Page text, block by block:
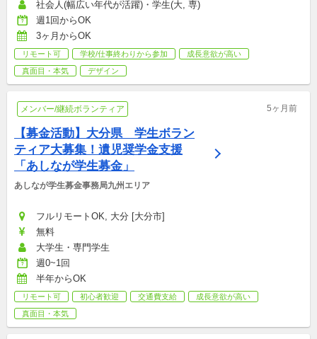
社会人(幅広い年代が活躍)・学生(大, 専)
週1回からOK
3ヶ月からOK
リモート可 学校/仕事終わりから参加
成長意欲が高い
真面目・本気
デザイン
メンバー/継続ボランティア 5ヶ月前
【募金活動】大分県　学生ボラン
ティア大募集！遺児奨学金支援
「あしなが学生募金」
あしなが学生募金事務局九州エリア
フルリモートOK, 大分 [大分市]
無料
大学生・専門学生
週0~1回
半年からOK
リモート可 初心者歓迎 交通費支給
成長意欲が高い
真面目・本気